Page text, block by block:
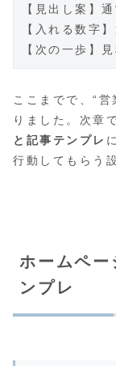
【見出し案】
【入れる数字
ここまでで、“
りました。次章
と記事テンプレ
行動してもらう
ホームペー
ンプレ